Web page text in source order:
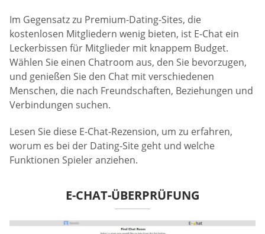
Im Gegensatz zu Premium-Dating-Sites, die
kostenlosen Mitgliedern wenig bieten, ist E-Chat ein
Leckerbissen für Mitglieder mit knappem Budget.
Wählen Sie einen Chatroom aus, den Sie bevorzugen,
und genießen Sie den Chat mit verschiedenen
Menschen, die nach Freundschaften, Beziehungen und
Verbindungen suchen.
Lesen Sie diese E-Chat-Rezension, um zu erfahren,
worum es bei der Dating-Site geht und welche
Funktionen Spieler anziehen.
E-CHAT-ÜBERPRÜFUNG